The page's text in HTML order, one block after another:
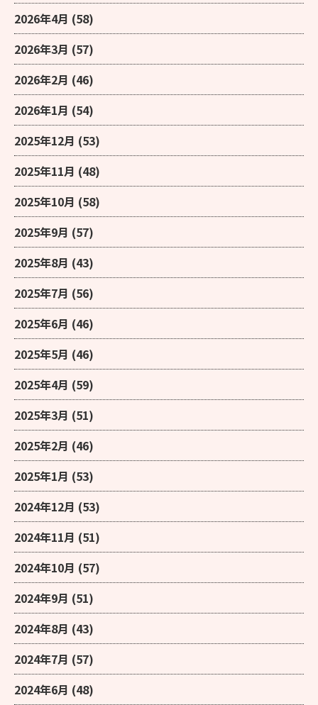
2026年4月 (58)
2026年3月 (57)
2026年2月 (46)
2026年1月 (54)
2025年12月 (53)
2025年11月 (48)
2025年10月 (58)
2025年9月 (57)
2025年8月 (43)
2025年7月 (56)
2025年6月 (46)
2025年5月 (46)
2025年4月 (59)
2025年3月 (51)
2025年2月 (46)
2025年1月 (53)
2024年12月 (53)
2024年11月 (51)
2024年10月 (57)
2024年9月 (51)
2024年8月 (43)
2024年7月 (57)
2024年6月 (48)